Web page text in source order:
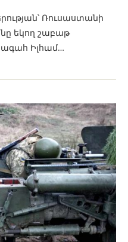
Ռուսաստանի
եկող շաբաթ
Իլհամ…